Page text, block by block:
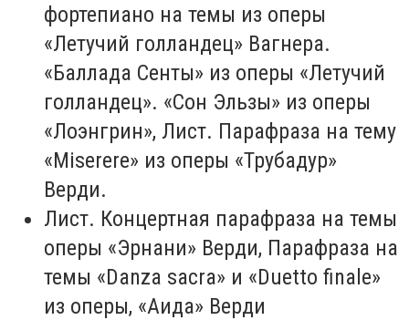
фортепиано на темы из оперы
«Летучий голландец» Вагнера.
«Баллада Сенты» из оперы «Летучий
голландец». «Сон Эльзы» из оперы
«Лоэнгрин», Лист. Парафраза на тему
«Miserere» из оперы «Трубадур»
Верди.
Лист. Концертная парафраза на темы
оперы «Эрнани» Верди, Парафраза на
темы «Danza sacra» и «Duetto finale»
из оперы, «Аида» Верди